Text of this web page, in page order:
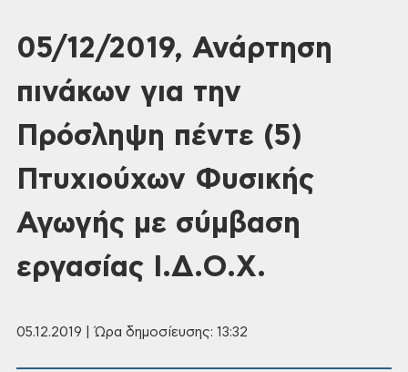
05/12/2019, Ανάρτηση
πινάκων για την
Πρόσληψη πέντε (5)
Πτυχιούχων Φυσικής
Αγωγής με σύμβαση
εργασίας Ι.Δ.Ο.Χ.
05.12.2019 | Ώρα δημοσίευσης: 13:32